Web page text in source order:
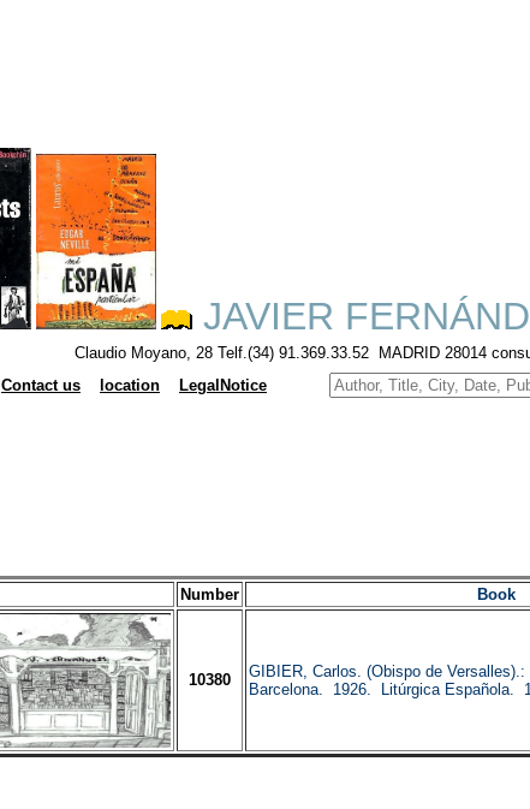
JAVIER
Claudio Moyano, 28 Telf.(34) 91.369.33.52 MADRID 28014
Contact us location LegalNotice
Number Book
10380
GIBIER, Carlos. (Obispo de
Barcelona. 1926. Litúrgica Española.